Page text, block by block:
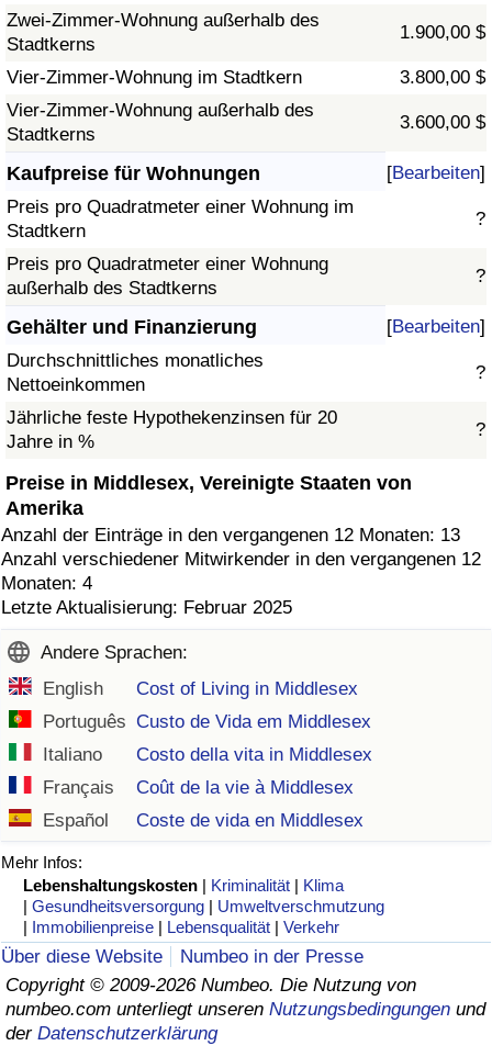
Zwei-Zimmer-Wohnung außerhalb des
Stadtkerns
1.900,00 $
Vier-Zimmer-Wohnung im Stadtkern
3.800,00 $
Vier-Zimmer-Wohnung außerhalb des
Stadtkerns
3.600,00 $
Kaufpreise für Wohnungen [Bearbeiten]
Preis pro Quadratmeter einer Wohnung im
Stadtkern
?
Preis pro Quadratmeter einer Wohnung
außerhalb des Stadtkerns
?
Gehälter und Finanzierung [Bearbeiten]
Durchschnittliches monatliches
Nettoeinkommen
?
Jährliche feste Hypothekenzinsen für 20
Jahre in %
?
Preise in Middlesex, Vereinigte Staaten von
Amerika
Anzahl der Einträge in den vergangenen 12 Monaten: 13
Anzahl verschiedener Mitwirkender in den vergangenen 12
Monaten: 4
Letzte Aktualisierung: Februar 2025
Andere Sprachen:
English
Cost of Living in Middlesex
Português Custo de Vida em Middlesex
Italiano
Costo della vita in Middlesex
Français
Coût de la vie à Middlesex
Español
Coste de vida en Middlesex
Mehr Infos:
Lebenshaltungskosten | Kriminalität | Klima
|Gesundheitsversorgung | Umweltverschmutzung
| Immobilienpreise | Lebensqualität |Verkehr
Über diese Website
Numbeo in der Presse
Copyright © 2009-2026 Numbeo. Die Nutzung von
numbeo.com unterliegt unseren Nutzungsbedingungen und
der Datenschutzerklärung